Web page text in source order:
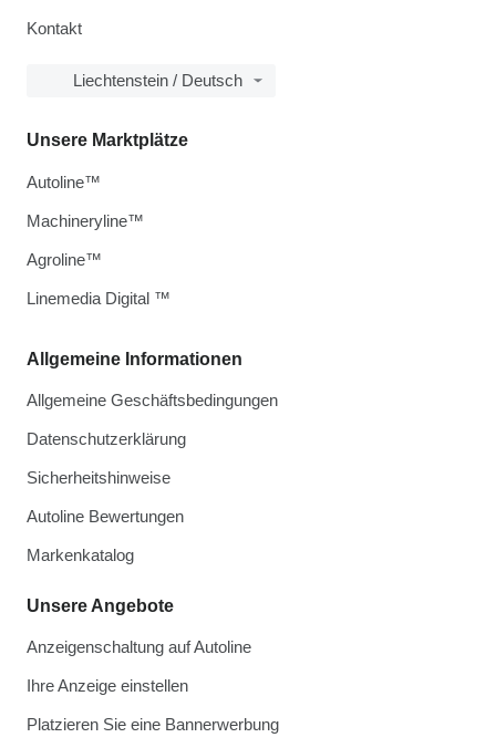
Kontakt
Liechtenstein / Deutsch
Allgemeine Informationen
Allgemeine Geschäftsbedingungen
Datenschutzerklärung
Sicherheitshinweise
Autoline Bewertungen
Markenkatalog
Unsere Angebote
Anzeigenschaltung auf Autoline
Ihre Anzeige einstellen
Platzieren Sie eine Bannerwerbung
Unsere Marktplätze
Autoline™
Machineryline™
Agroline™
Linemedia Digital ™